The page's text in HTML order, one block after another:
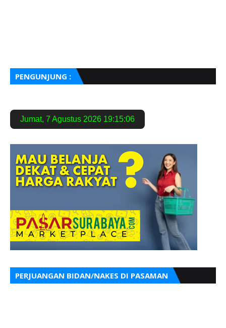
PENGUNJUNG :
Jumat, 7 Agustus 2026 19:15:07
PERJUANGAN BIDAN/NAKES DI PASAMAN